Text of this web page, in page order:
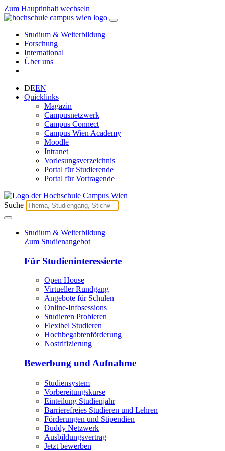
Zum Hauptinhalt wechseln
Studium & Weiterbildung
Forschung
International
Über uns
DEEN
Quicklinks
Magazin
Campusnetzwerk
Campus Connect
Campus Wien Academy
Moodle
Intranet
Vorlesungsverzeichnis
Portal für Studierende
Portal für Vortragende
Suche
Studium & Weiterbildung
Zum Studienangebot
Für Studieninteressierte
Open House
Virtueller Rundgang
Angebote für Schulen
Online-Infosessions
Studieren Probieren
Flexibel Studieren
Hochbegabtenförderung
Nostrifizierung
Bewerbung und Aufnahme
Studiensystem
Vorbereitungskurse
Einteilung Studienjahr
Barrierefreies Studieren und Lehren
Förderungen und Stipendien
Buddy Netzwerk
Ausbildungsvertrag
Jetzt bewerben